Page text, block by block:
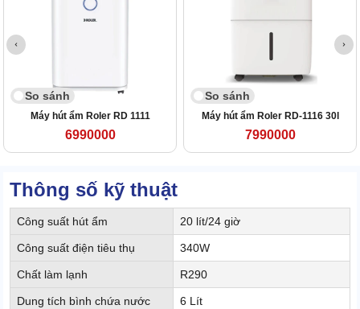
So sánh
Máy hút ẩm Roler RD 1111
6990000
So sánh
Máy hút ẩm Roler RD-1116 30l
7990000
Thông số kỹ thuật
Công suất hút ẩm 20 lít/24 giờ
Công suất điện tiêu thụ 340W
Chất làm lạnh R290
Dung tích bình chứa nước 6 Lít